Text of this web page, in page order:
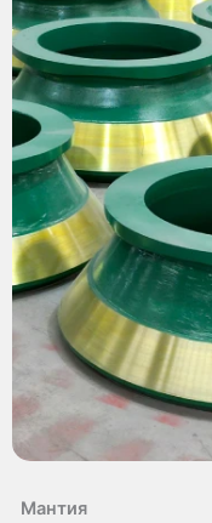
Мантия